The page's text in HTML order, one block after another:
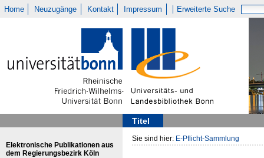
Home Neuzugänge Kontakt Impressum Erweiterte Suche
Titel
Elektronische Publikationen aus
dem Regierungsbezirk Köln
Sie sind hier: E-Pflicht-Sammlung